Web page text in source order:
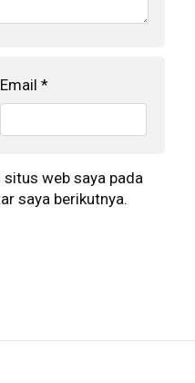
Email *
situs web saya pada
saya berikutnya.